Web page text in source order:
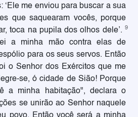
‘Ele me enviou para buscar a sua
que saquearam vocês, porque
toca na pupila dos olhos dele’. 9
a minha mão contra elas de
para os seus servos. Então
o Senhor dos Exércitos que me
se, ó cidade de Sião! Porque
a minha habitação", declara o
se unirão ao Senhor naquele